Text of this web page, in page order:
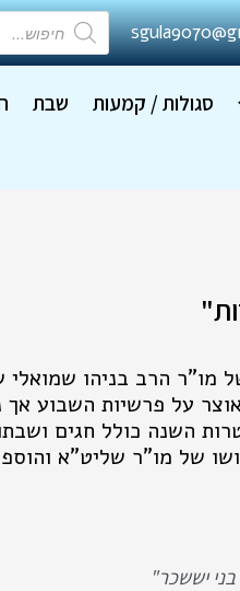
Products
search
סגולות / קמעות שבת
מו"ר הרב בניהו שמואלי
על פרשיות השבוע אך
השנה כולל חגים
של מו"ר שליט"א
יששכר"